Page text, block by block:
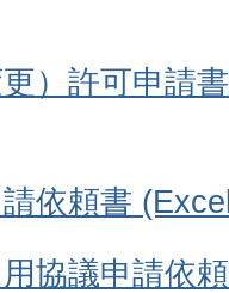
）許可申請
依頼書
協議申請依